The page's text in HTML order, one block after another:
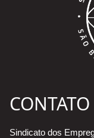
CONTATO
Sindicato dos